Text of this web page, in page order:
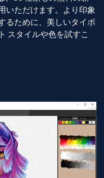
いただけます。より印象
るために、美しいタイポ
スタイルや色を試すこ